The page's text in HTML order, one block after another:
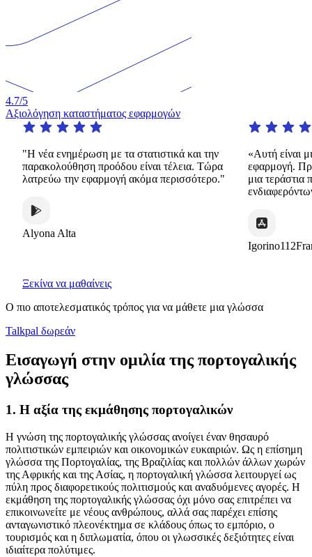
4.7/5
Αξιολόγηση καταστήματος εφαρμογών
"Η νέα ενημέρωση με τα στατιστικά και την
παρακολούθηση προόδου είναι τέλεια. Τώρα
λατρεύω την εφαρμογή ακόμα περισσότερο."
Alyona Alta
«Αυτή είναι
εφαρμογή.
μια τεράστια
Ξεκίνα να μαθαίνεις
Ο πιο αποτελεσματικός τρόπος για να μάθετε μια γλώσσα
Talkpal δωρεάν
Εισαγωγή στην ομιλία της πορτογαλικής
γλώσσας
1. Η αξία της εκμάθησης πορτογαλικών
Η γνώση της πορτογαλικής γλώσσας ανοίγει έναν θησαυρό
πολιτιστικών εμπειριών και οικονομικών ευκαιριών. Ως η επίσημη
γλώσσα της Πορτογαλίας, της Βραζιλίας και πολλών άλλων χωρών
της Αφρικής και της Ασίας, η πορτογαλική γλώσσα λειτουργεί ως
πύλη προς διαφορετικούς πολιτισμούς και αναδυόμενες αγορές. Η
εκμάθηση της πορτογαλικής γλώσσας όχι μόνο σας επιτρέπει να
επικοινωνείτε με νέους ανθρώπους, αλλά σας παρέχει επίσης
ανταγωνιστικό πλεονέκτημα σε κλάδους όπως το εμπόριο, ο
τουρισμός και η διπλωματία, όπου οι γλωσσικές δεξιότητες είναι
ιδιαίτερα πολύτιμες.